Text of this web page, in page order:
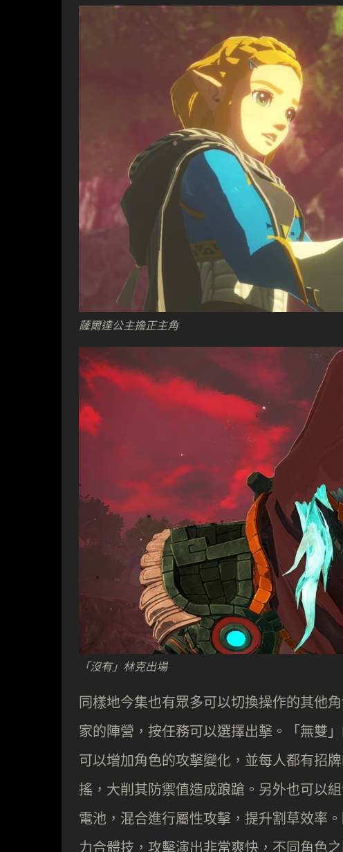
薩爾達公主擔正主角
「沒有」林克出場
同樣地今集也有眾多可以切換操作的其他
家的陣營，按任務可以選擇出擊。「無雙
可以增加角色的攻擊變化，並每人都有招
搖，大削其防禦值造成踉蹌。另外也可以
電池，混合進行屬性攻擊，提升割草效率
力合體技，攻擊演出非常爽快，不同角色